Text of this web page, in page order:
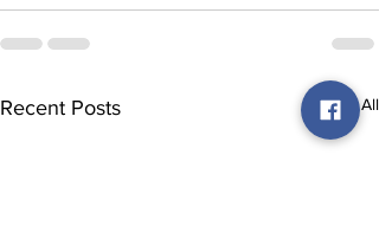
Recent Posts See All